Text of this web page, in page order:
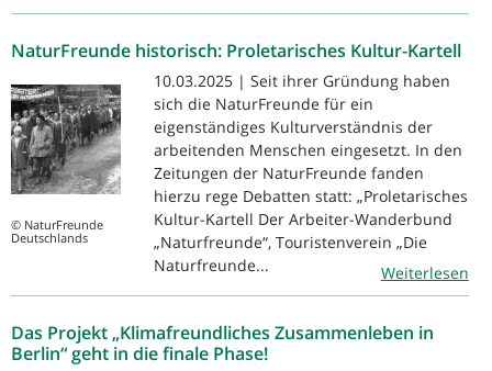
NaturFreunde historisch: Proletarisches Kultur-Kartell
© NaturFreunde
Deutschlands
10.03.2025 | Seit ihrer Gründung haben
sich die NaturFreunde für ein
eigenständiges Kulturverständnis der
arbeitenden Menschen eingesetzt. In den
Zeitungen der NaturFreunde fanden
hierzu rege Debatten statt: „Proletarisches
Kultur-Kartell Der Arbeiter-Wanderbund
„Naturfreunde“, Touristenverein „Die
Naturfreunde...
Weiterlesen
Das Projekt „Klimafreundliches Zusammenleben in
Berlin“ geht in die finale Phase!